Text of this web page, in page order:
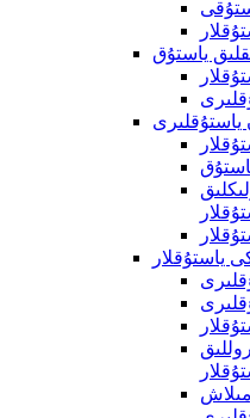
ياستۇق
ياستۇقلىرى
ياستۇقلار